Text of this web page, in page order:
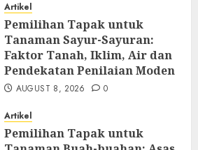
Artikel
Pemilihan Tapak untuk
Tanaman Sayur-Sayuran:
Faktor Tanah, Iklim, Air dan
Pendekatan Penilaian Moden
AUGUST 8, 2026 0
Artikel
Pemilihan Tapak untuk